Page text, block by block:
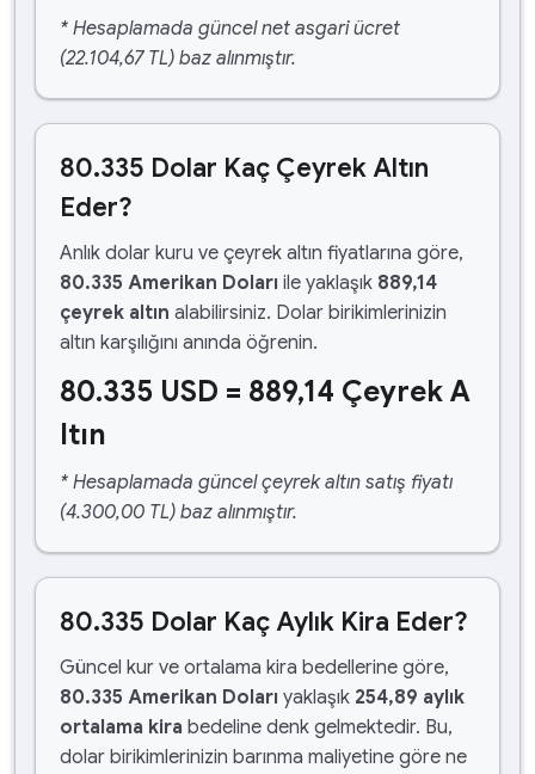
* Hesaplamada güncel net asgari ücret
(22.104,67 TL) baz alınmıştır.
80.335 Dolar Kaç Çeyrek Altın
Eder?
Anlık dolar kuru ve çeyrek altın fiyatlarına göre,
80.335 Amerikan Doları ile yaklaşık 889,14
çeyrek altın alabilirsiniz. Dolar birikimlerinizin
altın karşılığını anında öğrenin.
80.335 USD = 889,14 Çeyrek A
ltın
* Hesaplamada güncel çeyrek altın satış fiyatı
(4.300,00 TL) baz alınmıştır.
80.335 Dolar Kaç Aylık Kira Eder?
Güncel kur ve ortalama kira bedellerine göre,
80.335 Amerikan Doları yaklaşık 254,89 aylık
ortalama kira bedeline denk gelmektedir. Bu,
dolar birikimlerinizin barınma maliyetine göre ne